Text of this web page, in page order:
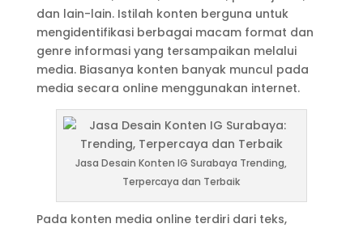
dan lain-lain. Istilah konten berguna untuk
mengidentifikasi berbagai macam format dan
genre informasi yang tersampaikan melalui
media. Biasanya konten banyak muncul pada
media secara online menggunakan internet.
Jasa Desain Konten IG Surabaya Trending,
Terpercaya dan Terbaik
Pada konten media online terdiri dari teks,